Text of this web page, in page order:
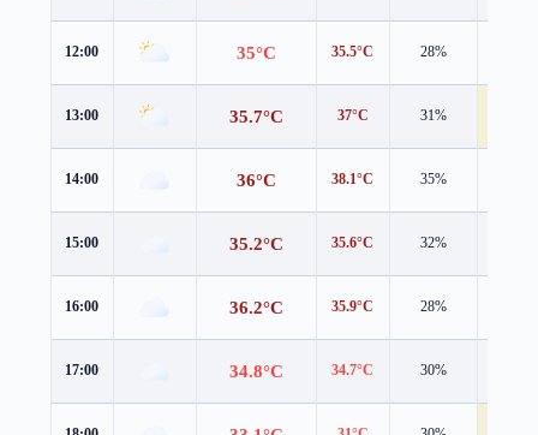
12:00 35°C 35.5°C 28%
13:00 35.7°C 37°C 31%
14:00 36°C 38.1°C 35%
15:00 35.2°C 35.6°C 32%
16:00 36.2°C 35.9°C 28%
17:00 34.8°C 34.7°C 30%